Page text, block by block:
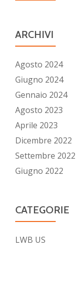
ARCHIVI
Agosto 2024
Giugno 2024
Gennaio 2024
Agosto 2023
Aprile 2023
Dicembre 2022
Settembre 2022
Giugno 2022
CATEGORIE
LWB US